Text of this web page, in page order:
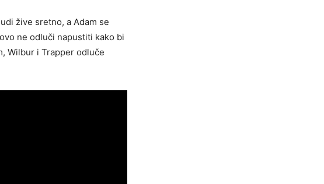
žive sretno, a Adam se
ne odluči napustiti kako bi
Wilbur i Trapper odluče